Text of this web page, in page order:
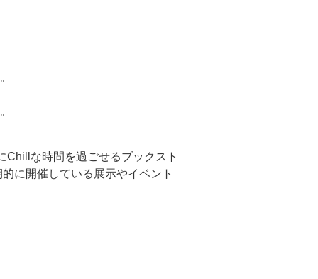
な時間を過ごせるブックスト
に開催している展示やイベント